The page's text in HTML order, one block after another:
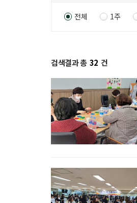
전체 1주
검색결과 총 32 건